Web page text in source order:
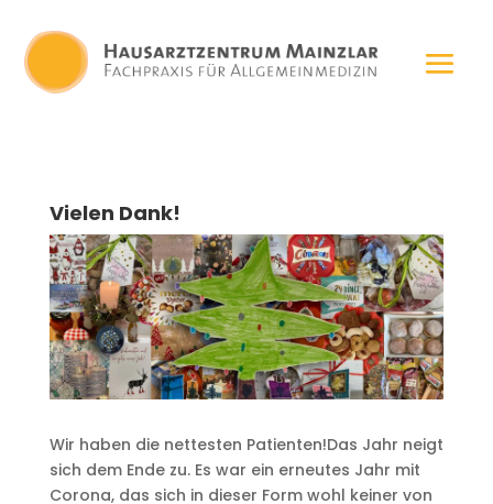
Vielen Dank!
Wir haben die nettesten Patienten!Das Jahr neigt
sich dem Ende zu. Es war ein erneutes Jahr mit
Corona, das sich in dieser Form wohl keiner von